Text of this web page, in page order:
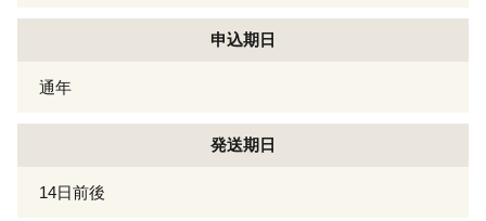
申込期日
通年
発送期日
14日前後